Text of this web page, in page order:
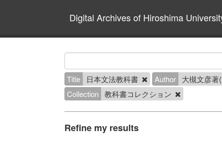
Digital Archives of Hiroshima
Title 日本文法教科書 Author
大槻文彦
Collection 教科書コレクション
Refine my results